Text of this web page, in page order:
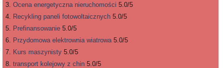
Ocena energetyczna nieruchomości 5.0/5
Recykling paneli fotowoltaicznych 5.0/5
Prefinansowanie 5.0/5
Przydomowa elektrownia wiatrowa 5.0/5
Kurs maszynisty 5.0/5
transport kolejowy z chin 5.0/5